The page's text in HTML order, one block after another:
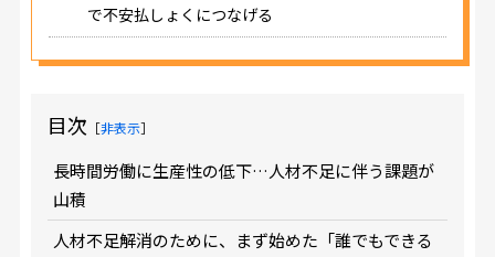
で不安払しょくにつなげる
目次 ［非表示］
長時間労働に生産性の低下…人材不足に伴う課題が
山積
人材不足解消のために、まず始めた「誰でもできる